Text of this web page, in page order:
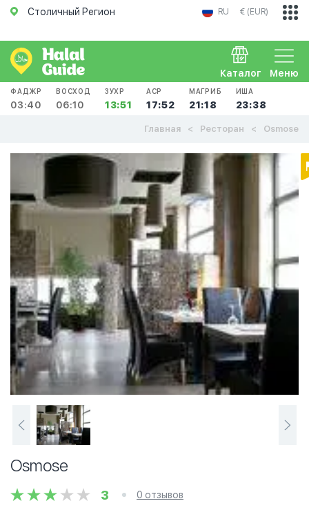
Столичный Регион RU € (EUR)
Меню
Каталог
ФАДЖР
03:40
ВОСХОД
06:10
ЗУХР
13:51
АСР
17:52
МАГРИБ
21:18
ИША
23:38
Главная Ресторан Osmose
Osmose
3 0 отзывов